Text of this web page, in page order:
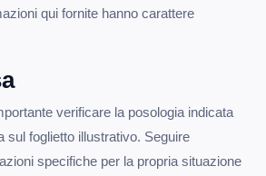
qui fornite hanno carattere
verificare la posologia indicata
sul foglietto illustrativo. Seguire
specifiche per la propria situazione